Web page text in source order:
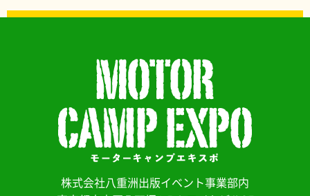
株式会社八重洲出版イベント事業部内